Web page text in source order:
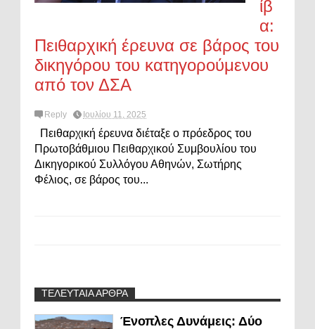
ίβ
α:
Πειθαρχική έρευνα σε βάρος του
δικηγόρου του κατηγορούμενου
από τον ΔΣΑ
Reply Ιουλίου 11, 2025
Πειθαρχική έρευνα διέταξε ο πρόεδρος του
Πρωτοβάθμιου Πειθαρχικού Συμβουλίου του
Δικηγορικού Συλλόγου Αθηνών, Σωτήρης
Φέλιος, σε βάρος του...
ΤΕΛΕΥΤΑΙΑ ΑΡΘΡΑ
Ένοπλες Δυνάμεις: Δύο